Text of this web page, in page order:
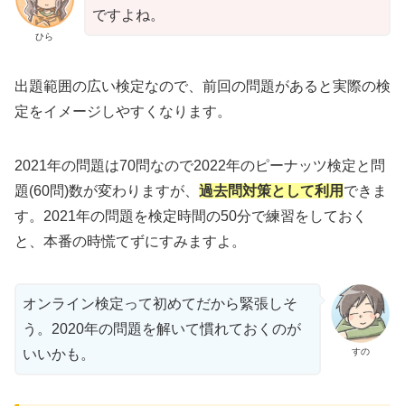
ひら
ですよね。
出題範囲の広い検定なので、前回の問題があると実際の検
定をイメージしやすくなります。
2021年の問題は70問なので2022年のピーナッツ検定と問
題(60問)数が変わりますが、 過去問対策として利用 できま
す。2021年の問題を検定時間の50分で練習をしておく
と、本番の時慌てずにすみますよ。
すの
オンライン検定って初めてだから緊張しそ
う。2020年の問題を解いて慣れておくのが
いいかも。